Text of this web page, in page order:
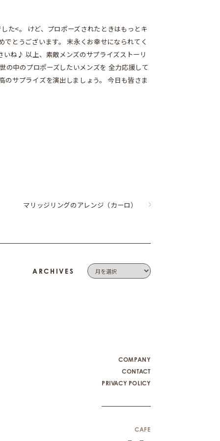
た<。 けど、プロポーズされたときはもっとキ
とうございます。 末永くお幸せになられてく
いね♪ 以上、素敵メンズのサプライズストーリ
中のプロポーズしたいメンズを 全力応援して
のサプライズを演出しましょう。 今日も皆さま
マリッジリングのアレンジ（カーロ）
ARCHIVES
COMPANY
CONTACT
PRIVACY POLICY
CAFE